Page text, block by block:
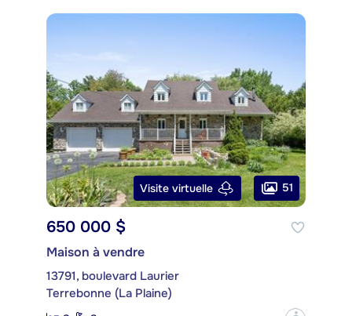
Visite virtuelle 51
650 000 $
Maison à vendre
13791, boulevard Laurier
Terrebonne (La Plaine)